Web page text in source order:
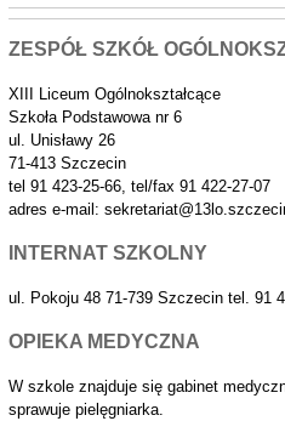
ZESPÓŁ SZKÓŁ
XIII Liceum Ogólnokształcące
Szkoła Podstawowa nr 6
ul. Unisławy 26
71-413 Szczecin
tel 91 423-25-66, tel/fax 91 422-27-07
adres e-mail:
INTERNAT SZKOLNY
ul. Pokoju 48 71-739 Szczecin tel. 91
OPIEKA MEDYCZNA
W szkole znajduje się gabinet
sprawuje pielęgniarka.